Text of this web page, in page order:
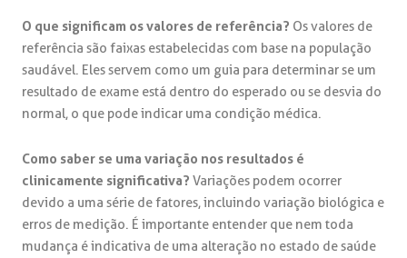
O que significam os valores de referência? Os valores de
referência são faixas estabelecidas com base na população
saudável. Eles servem como um guia para determinar se um
resultado de exame está dentro do esperado ou se desvia do
normal, o que pode indicar uma condição médica.
Como saber se uma variação nos resultados é
clinicamente significativa? Variações podem ocorrer
devido a uma série de fatores, incluindo variação biológica e
erros de medição. É importante entender que nem toda
mudança é indicativa de uma alteração no estado de saúde